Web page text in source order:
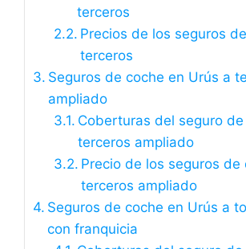
terceros
Precios de los seguros
terceros
Seguros de coche en Urús a
ampliado
Coberturas del seguro
terceros ampliado
Precio de los seguros de
terceros ampliado
Seguros de coche en Urús a
con franquicia